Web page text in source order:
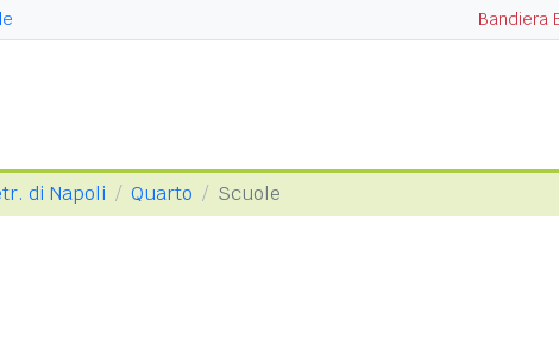
Bandiera
di Napoli Quarto Scuole